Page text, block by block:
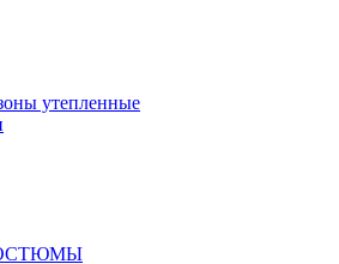
утепленные